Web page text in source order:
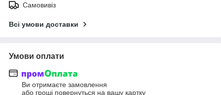
Самовивіз
Всі умови доставки
Умови оплати
Ви отримаєте замовлення
або гроші повернуться на вашу картку